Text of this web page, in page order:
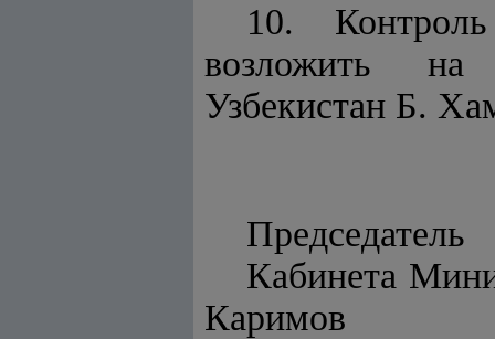
10.
возложить на
Узбекистан Б.
Председатель
Каримов